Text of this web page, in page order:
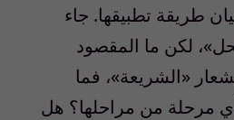
طريقة تطبيقها. جاء
لكن ما المقصود
«الشريعة»، فما
مرحلة من مراحلها؟ هل